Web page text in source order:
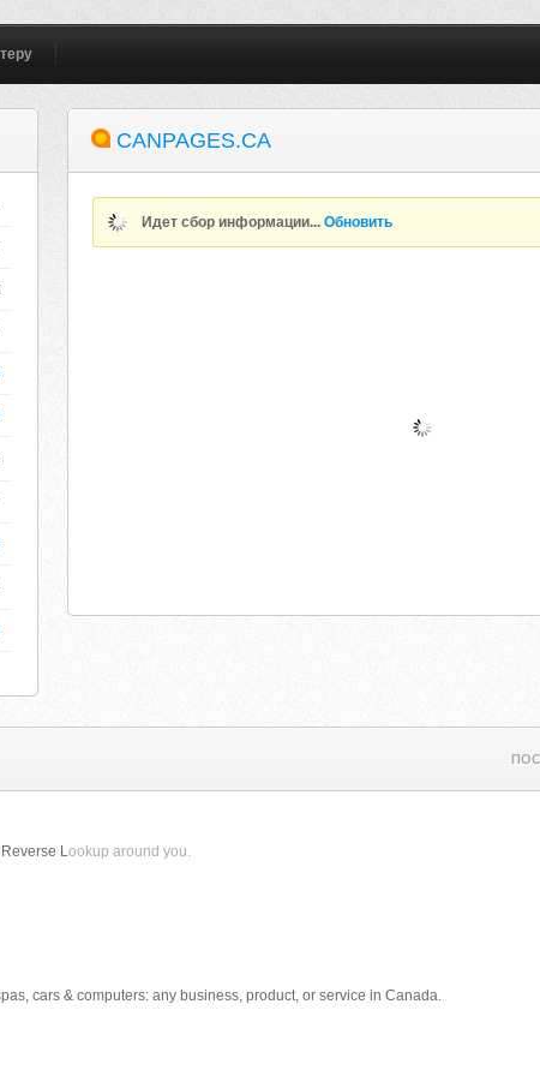
CANPAGES.CA
Идет сбор информации...Обновить
Lookup around you.
cars & computers: any business, product, or service in Canada.